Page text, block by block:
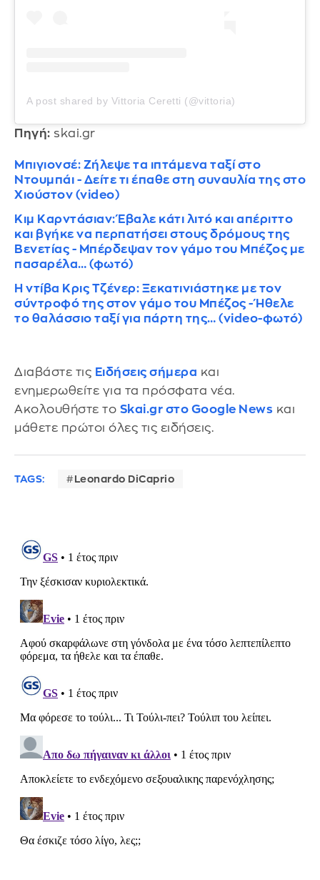
A post shared by Vittoria Ceretti (@vittoria)
Πηγή: skai.gr
Μπιγιονσέ: Ζήλεψε τα ιπτάμενα ταξί στο
Ντουμπάι - Δείτε τι έπαθε στη συναυλία της στο
Χιούστον (video)
Κιμ Καρντάσιαν: Έβαλε κάτι λιτό και απέριττο
και βγήκε να περπατήσει στους δρόμους της
Βενετίας - Μπέρδεψαν τον γάμο του Μπέζος με
πασαρέλα… (φωτό)
Η ντίβα Κρις Τζένερ: Ξεκατινιάστηκε με τον
σύντροφό της στον γάμο του Μπέζος - Ήθελε
το θαλάσσιο ταξί για πάρτη της… (video-φωτό)
Διαβάστε τις Ειδήσεις σήμερα και
ενημερωθείτε για τα πρόσφατα νέα.
Ακολουθήστε το Skai.gr στο Google News και
μάθετε πρώτοι όλες τις ειδήσεις.
TAGS: Leonardo DiCaprio